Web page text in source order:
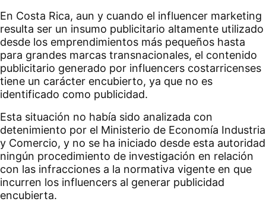
En Costa Rica, aun y cuando el influencer marketing
resulta ser un insumo publicitario altamente utilizado
desde los emprendimientos más pequeños hasta
para grandes marcas transnacionales, el contenido
publicitario generado por influencers costarricenses
tiene un carácter encubierto, ya que no es
identificado como publicidad.
Esta situación no había sido analizada con
detenimiento por el Ministerio de Economía Industria
y Comercio, y no se ha iniciado desde esta autoridad
ningún procedimiento de investigación en relación
con las infracciones a la normativa vigente en que
incurren los influencers al generar publicidad
encubierta.